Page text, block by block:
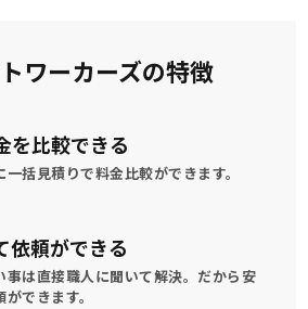
ーカーズの特徴
を比較できる
一括見積りで料金比較ができます。
依頼ができる
は直接職人に聞いて解決。 だから安
できます。